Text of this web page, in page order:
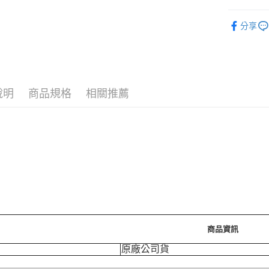
分享
明 商品規格 相關推薦
商品資訊
原廠公司貨